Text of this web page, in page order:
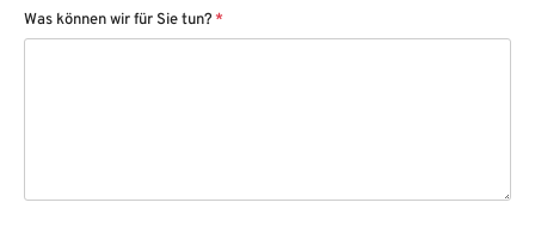
Was können wir für Sie tun? *